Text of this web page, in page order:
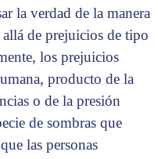
la verdad de la manera
de prejuicios de tipo
los prejuicios
producto de la
o de la presión
de sombras que
las personas